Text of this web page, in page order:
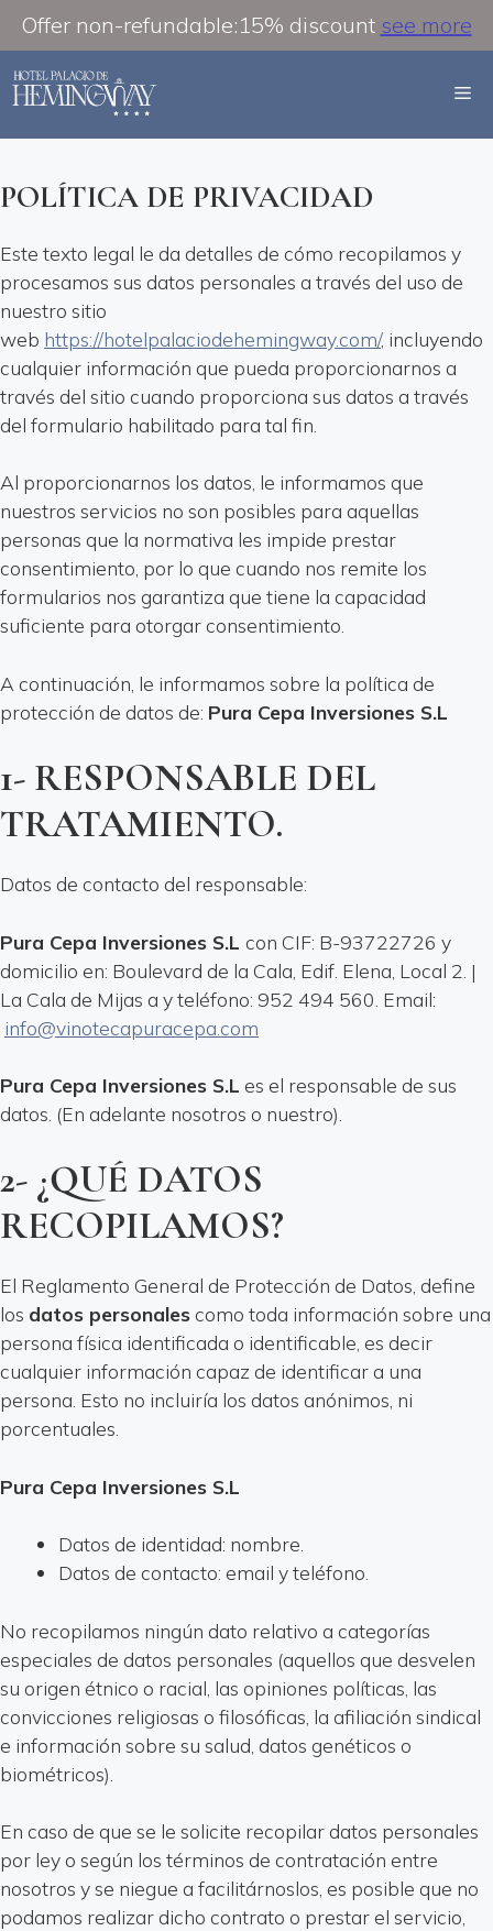
Offer non-refundable:15% discount see more
al
POLÍTICA DE PRIVACIDAD
Este texto legal le da detalles de cómo recopilamos y
procesamos sus datos personales a través del uso de
nuestro sitio
web https://hotelpalaciodehemingway.com/, incluyendo
cualquier información que pueda proporcionarnos a
través del sitio cuando proporciona sus datos a través
del formulario habilitado para tal fin.
Al proporcionarnos los datos, le informamos que
nuestros servicios no son posibles para aquellas
personas que la normativa les impide prestar
consentimiento, por lo que cuando nos remite los
formularios nos garantiza que tiene la capacidad
suficiente para otorgar consentimiento.
A continuación, le informamos sobre la política de
protección de datos de: Pura Cepa Inversiones S.L
1- RESPONSABLE DEL
TRATAMIENTO.
Datos de contacto del responsable:
Pura Cepa Inversiones S.L con CIF: B-93722726 y
domicilio en: Boulevard de la Cala, Edif. Elena, Local 2. |
La Cala de Mijas a y teléfono: 952 494 560. Email:
info@vinotecapuracepa.com
Pura Cepa Inversiones S.L es el responsable de sus
datos. (En adelante nosotros o nuestro).
2- ¿QUÉ DATOS
RECOPILAMOS?
El Reglamento General de Protección de Datos, define
los datos personalescomo toda información sobre una
persona física identificada o identificable, es decir
cualquier información capaz de identificar a una
persona. Esto no incluiría los datos anónimos, ni
porcentuales.
Pura Cepa Inversiones S.L
Datos de identidad: nombre.
Datos de contacto: email y teléfono.
No recopilamos ningún dato relativo a categorías
especiales de datos personales (aquellos que desvelen
su origen étnico o racial, las opiniones políticas, las
convicciones religiosas o filosóficas, la afiliación sindical
e información sobre su salud, datos genéticos o
biométricos).
En caso de que se le solicite recopilar datos personales
por ley o según los términos de contratación entre
nosotros y se niegue a facilitárnoslos, es posible que no
podamos realizar dicho contrato o prestar el servicio,